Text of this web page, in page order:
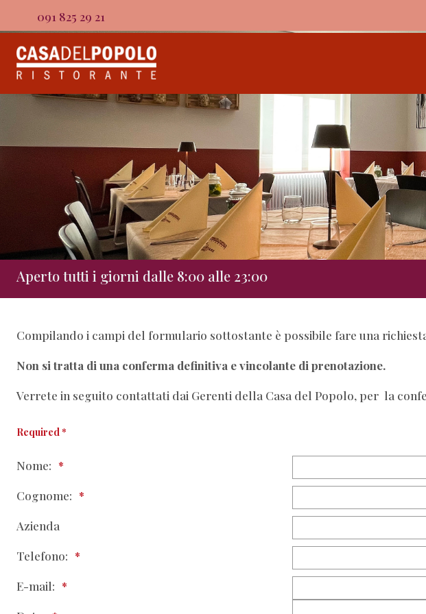
091 825 29 21
Aperto tutti i giorni dalle 8:00 alle 23:00
Compilando i campi del formulario sottostante è possibile fare una
Non si tratta di una conferma definitiva e vincolante di prenotazione.
Verrete in seguito contattati dai Gerenti della Casa del Popolo, per la
Required *
Nome:
Cognome:
Azienda
Telefono:
E-mail: